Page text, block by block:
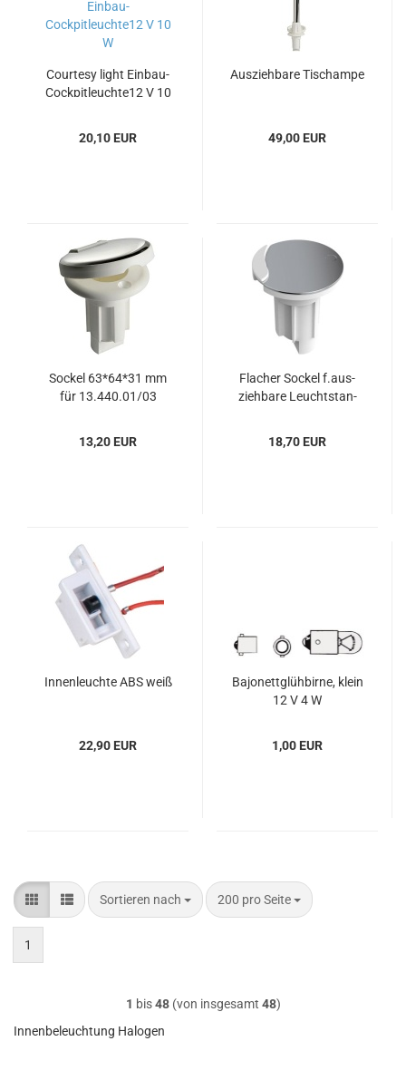
Cour­te­sy light Einbau-​​
Cockpitleuchte12 V 10
20,10 EUR
Aus­zieh­ba­re Tischam­pe
49,00 EUR
So­ckel 63*64*31 mm
für 13.440.01/03
13,20 EUR
Fla­cher So­ckel f.aus­
zieh­ba­re Leucht­stan­
18,70 EUR
In­nen­leuch­te ABS weiß
22,90 EUR
Ba­jo­nett­glüh­bir­ne, klein
12 V 4 W
1,00 EUR
Sortieren nach
Sortieren nach 200 pro Seite
pro Seite
1
1 bis48(von insgesamt 48)
Innenbeleuchtung Halogen